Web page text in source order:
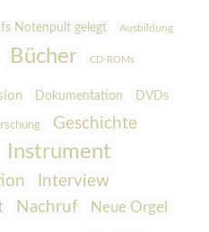
Notenpult gelegt Ausbildung
Bücher CD-ROMs
Dokumentation DVDs
Geschichte
Instrument
Interview
Nachruf Neue Orgel